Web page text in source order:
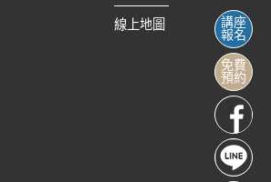
線上地圖
講座
報名
免費
預約